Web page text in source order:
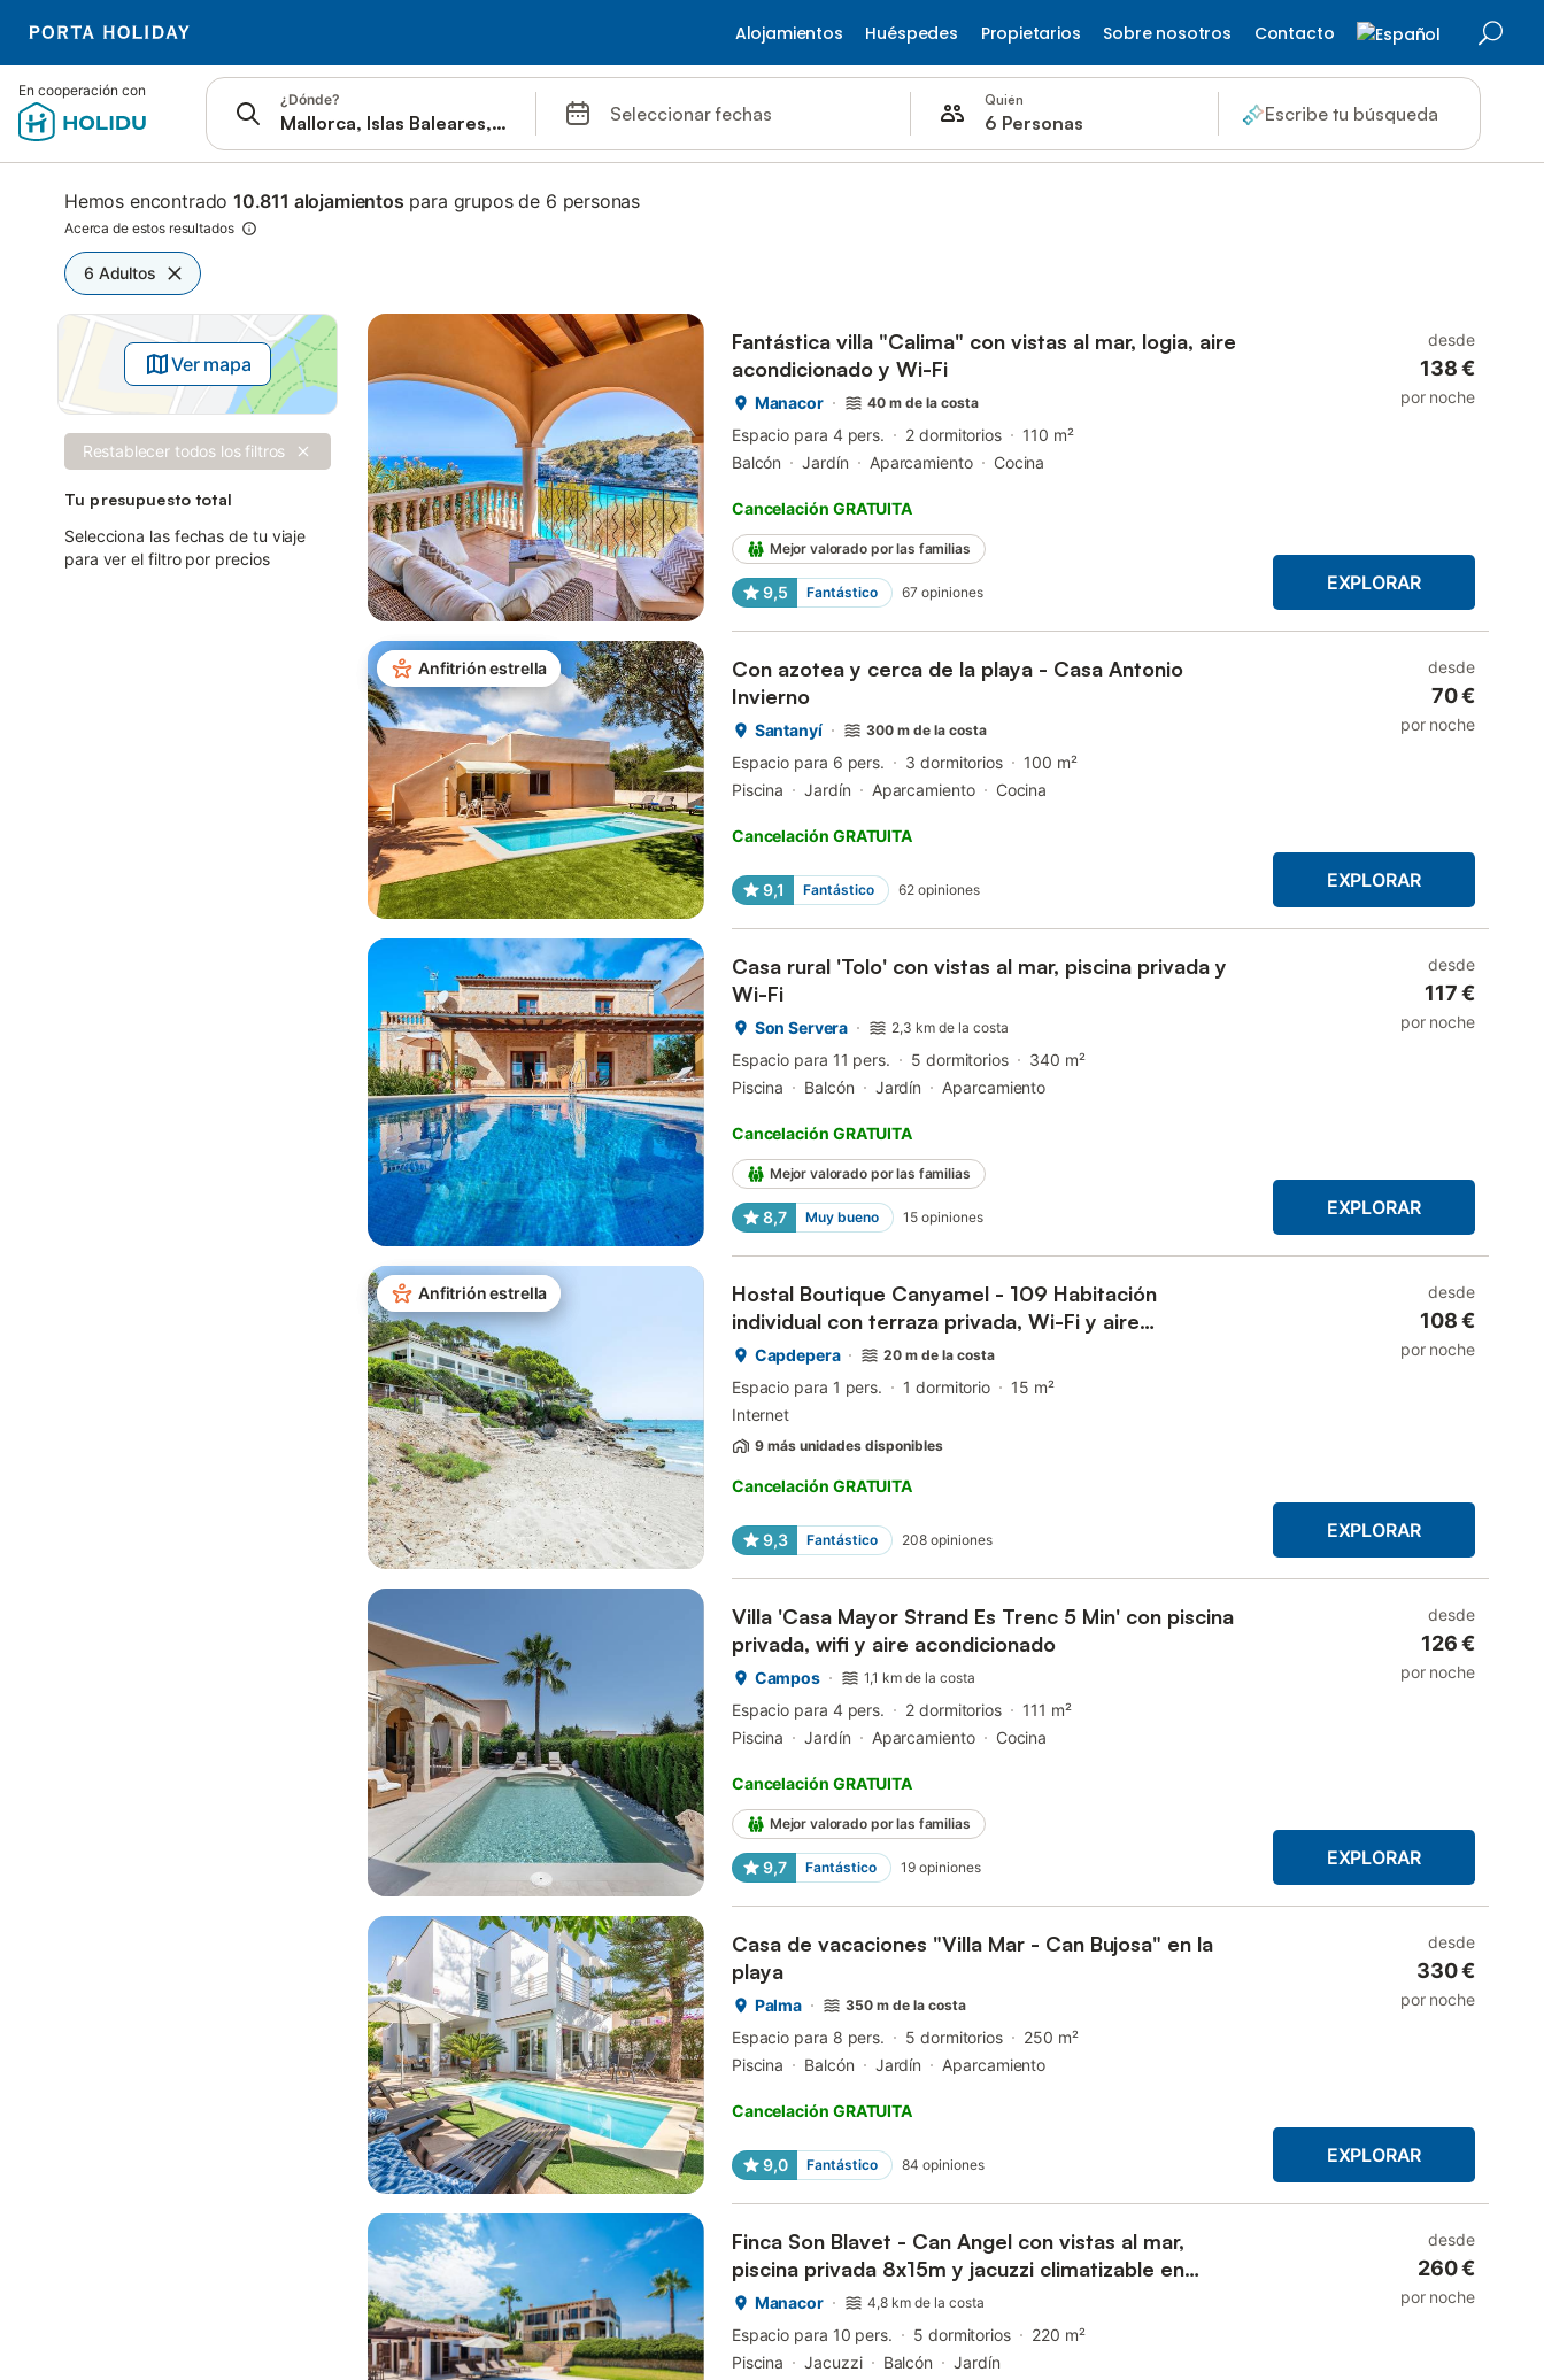
Alojamientos Huéspedes Propietarios Sobre nosotros Contacto
Saltar a
Barra de búsqueda
Filtros
Ofertas
En cooperación con
¿Dónde?
Seleccionar fechas
Quién
6 Personas Escribe tu búsqueda
Hemos encontrado10.811 alojamientos para grupos de 6 personas
Acerca de estos resultados
6 Adultos
Ver mapa
Restablecer todos los filtros
Tu presupuesto total
Selecciona las fechas de tu viaje
para ver el filtro por precios
Fantástica villa "Calima" con vistas al mar, logia, aire
acondicionado y Wi-Fi
Manacor 40 m de la costa
Espacio para 4 pers. 2 dormitorios
110 m²
Balcón
Jardín Aparcamiento Cocina
Cancelación GRATUITA
Mejor valorado por las familias
9,5 Fantástico 67 opiniones
desde
138 €
por noche
EXPLORAR
Anfitrión estrella
Con azotea y cerca de la playa - Casa Antonio
Invierno
Santanyí 300 m de la costa
Espacio para 6 pers. 3 dormitorios
100 m²
Piscina
Jardín Aparcamiento Cocina
Cancelación GRATUITA
9,1 Fantástico 62 opiniones
desde
70 €
por noche
EXPLORAR
Casa rural 'Tolo' con vistas al mar, piscina privada y
Wi-Fi
Son Servera 2,3 km de la costa
Espacio para 11 pers. 5 dormitorios
340 m²
Piscina
Balcón Jardín Aparcamiento
Cancelación GRATUITA
Mejor valorado por las familias
8,7 Muy bueno 15 opiniones
desde
117 €
por noche
EXPLORAR
Anfitrión estrella
Hostal Boutique Canyamel - 109 Habitación
individual con terraza privada, Wi-Fi y aire
acondicionado
Capdepera 20 m de la costa
Espacio para 1 pers. 1 dormitorio
15 m²
Internet
9 más unidades disponibles
Cancelación GRATUITA
9,3 Fantástico 208 opiniones
desde
108 €
por noche
EXPLORAR
Villa 'Casa Mayor Strand Es Trenc 5 Min' con piscina
privada, wifi y aire acondicionado
Campos 1,1 km de la costa
Espacio para 4 pers. 2 dormitorios
111 m²
Piscina
Jardín Aparcamiento Cocina
Cancelación GRATUITA
Mejor valorado por las familias
9,7 Fantástico 19 opiniones
desde
126 €
por noche
EXPLORAR
Casa de vacaciones "Villa Mar - Can Bujosa" en la
playa
Palma 350 m de la costa
Espacio para 8 pers. 5 dormitorios
250 m²
Piscina
Balcón Jardín Aparcamiento
Cancelación GRATUITA
9,0 Fantástico 84 opiniones
desde
330 €
por noche
EXPLORAR
Finca Son Blavet - Can Angel con vistas al mar,
piscina privada 8x15m y jacuzzi climatizable en
parc...
Manacor 4,8 km de la costa
Espacio para 10 pers. 5 dormitorios
220 m²
Piscina
Jacuzzi Balcón Jardín
desde
260 €
por noche